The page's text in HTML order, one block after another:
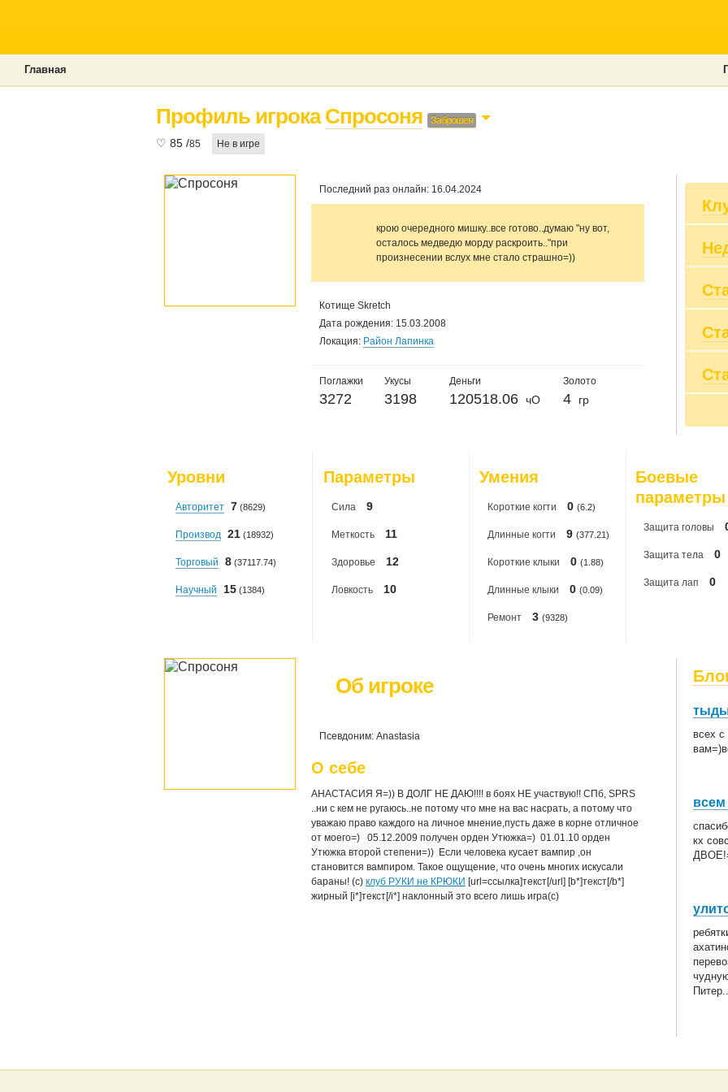
Главная
Профиль игрокаСпросоня Заброшен
♡ 85 /85 Не в игре
Последний раз онлайн: 16.04.2024
крою очередного мишку..все готово..думаю "ну вот,
осталось медведю морду раскроить.."при
произнесении вслух мне стало страшно=))
Котище Skretch
Дата рождения: 15.03.2008
Локация: Район Лапинка
Поглажки
3272
Укусы
3198
Деньги
120518.06 чО
Золото
4 гр
хз?
Уровни
Авторитет 7 (8629)
Производ 21 (18932)
Торговый 8 (37117.74)
Научный 15 (1384)
Параметры
Сила 9
Меткость 11
Здоровье 12
Ловкость 10
Умения
Короткиe когти 0 (6.2)
Длинные когти 9 (377.21)
Короткие клыки 0 (1.88)
Длинные клыки 0 (0.09)
Ремонт 3 (9328)
Боевые
параметры
Защита головы
Защита тела 0
Защита лап 0
Об игроке
Псевдоним: Anastasia
О себе
АНАСТАСИЯ Я=)) В ДОЛГ НЕ ДАЮ!!!! в боях НЕ участвую!! СПб, SPRS
..ни с кем не ругаюсь..не потому что мне на вас насрать, а потому что
уважаю право каждого на личное мнение,пусть даже в корне отличное
от моего=)
05.12.2009 получен орден Утюжка=) 01.01.10 орден
Утюжка второй степени=)) Если человека кусает вампир ,он
становится вампиром. Такое ощущение, что очень многих искусали
бараны! (с) клуб РУКИ не КРЮКИ [url=ссылка]текст[/url] [b*]текст[/b*]
жирный [i*]текст[/i*] наклонный это всего лишь игра(с)
всех
всем
кх